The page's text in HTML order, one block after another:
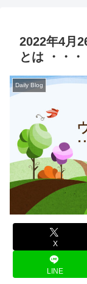
2022年4月
とは ・・
Daily Blog
X
LINE